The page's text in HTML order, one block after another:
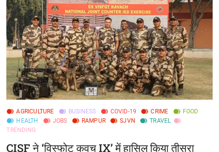
नए
कांस्टेबल
तैनात,
परिचालन
क्षमता
8%
बढ़ी
AGRICULTURE BUSINESS COVID-19 CRIME
FOOD
HEALTH
JOBS RAMPUR SJVN
TRAVEL
TRENDING
CISF ने ‘विस्फोट कवच IX’ में हासिल किया तीसरा